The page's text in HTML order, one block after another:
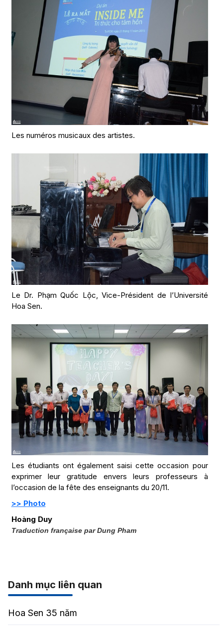
Les numéros musicaux des artistes.
Le Dr. Phạm Quốc Lộc, Vice-Président de l’Université
Hoa Sen.
Les étudiants ont également saisi cette occasion pour
exprimer leur gratitude envers leurs professeurs à
l’occasion de la fête des enseignants du 20/11.
>> Photo
Hoàng Duy
Traduction française par Dung Pham
Danh mục liên quan
Hoa Sen 35 năm